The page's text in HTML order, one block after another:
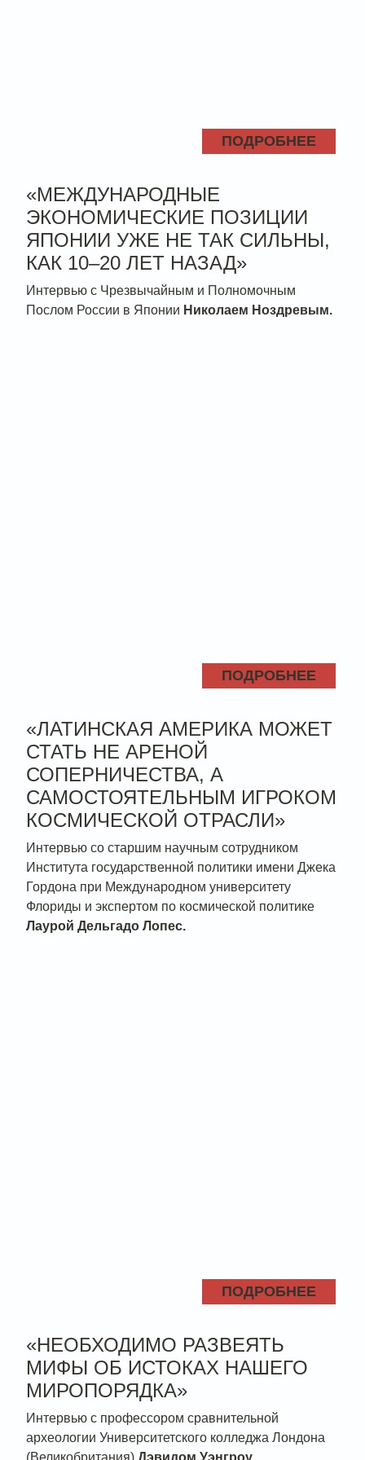
ПОДРОБНЕЕ
«МЕЖДУНАРОДНЫЕ
ЭКОНОМИЧЕСКИЕ ПОЗИЦИИ
ЯПОНИИ УЖЕ НЕ ТАК СИЛЬНЫ,
КАК 10–20 ЛЕТ НАЗАД»
Интервью с Чрезвычайным и Полномочным
Послом России в Японии Николаем Ноздревым.
ПОДРОБНЕЕ
«ЛАТИНСКАЯ АМЕРИКА МОЖЕТ
СТАТЬ НЕ АРЕНОЙ
СОПЕРНИЧЕСТВА, А
САМОСТОЯТЕЛЬНЫМ ИГРОКОМ
КОСМИЧЕСКОЙ ОТРАСЛИ»
Интервью со старшим научным сотрудником
Института государственной политики имени Джека
Гордона при Международном университету
Флориды и экспертом по космической политике
Лаурой Дельгадо Лопес.
ПОДРОБНЕЕ
«НЕОБХОДИМО РАЗВЕЯТЬ
МИФЫ ОБ ИСТОКАХ НАШЕГО
МИРОПОРЯДКА»
Интервью с профессором сравнительной
археологии Университетского колледжа Лондона
(Великобритания) Дэвидом Уэнгроу.